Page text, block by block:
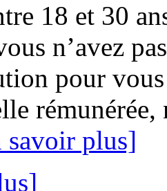
18 et 30
n’avez
pour
savoir plus]